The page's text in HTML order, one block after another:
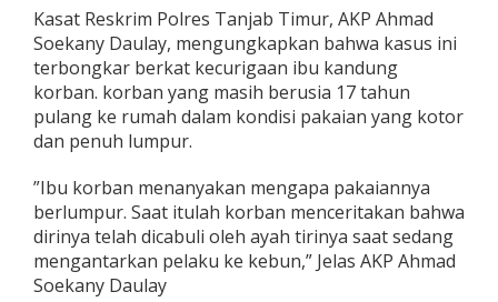
m
u
r
C
a
b
l
A
n
a
T
i
​Kasat Reskrim Polres Tanjab Timur, AKP Ahmad
Soekany Daulay, mengungkapkan bahwa kasus ini
terbongkar berkat kecurigaan ibu kandung
korban. korban yang masih berusia 17 tahun
pulang ke rumah dalam kondisi pakaian yang kotor
dan penuh lumpur.
​”Ibu korban menanyakan mengapa pakaiannya
berlumpur. Saat itulah korban menceritakan bahwa
dirinya telah dicabuli oleh ayah tirinya saat sedang
mengantarkan pelaku ke kebun,” Jelas AKP Ahmad
Soekany Daulay